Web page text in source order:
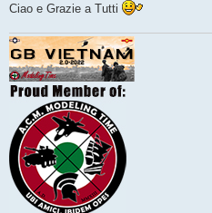
Ciao e Grazie a Tutti